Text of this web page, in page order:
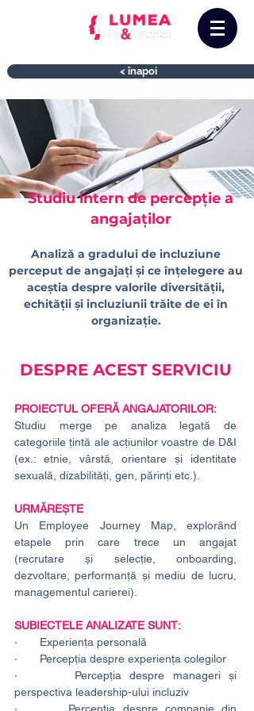
< înapoi
Studiu intern de percepție a
angajaților
Analiză a gradului de incluziune
perceput de angajați și ce înțelegere au
aceștia despre valorile diversității,
echității și incluziunii trăite de ei în
organizație.
DESPRE ACEST SERVICIU
PROIECTUL OFERĂ ANGAJATORILOR:
Studiu merge pe analiza legată de
categoriile țintă ale acțiunilor voastre de D&I
(ex.: etnie, vârstă, orientare și identitate
sexuală, dizabilități, gen, părinți etc.).
URMĂREȘTE
Un Employee Journey Map, explorând
etapele prin care trece un angajat
(recrutare și selecție, onboarding,
dezvoltare, performanță și mediu de lucru,
managementul carierei).
SUBIECTELE ANALIZATE SUNT:
·       Experiența personală
·       Percepția despre experiența colegilor
·       Percepția despre manageri și
perspectiva leadership-ului incluziv